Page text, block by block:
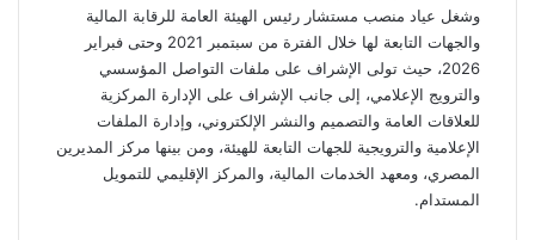
وشغل عياد منصب مستشار رئيس الهيئة العامة للرقابة المالية
والجهات التابعة لها خلال الفترة من سبتمبر 2021 وحتى فبراير
2026، حيث تولى الإشراف على ملفات التواصل المؤسسي
والترويج الإعلامي، إلى جانب الإشراف على الإدارة المركزية
للعلاقات العامة والتصميم والنشر الإلكتروني، وإدارة الملفات
الإعلامية والترويجية للجهات التابعة للهيئة، ومن بينها مركز المديرين
المصري، ومعهد الخدمات المالية، والمركز الإقليمي للتمويل
المستدام.